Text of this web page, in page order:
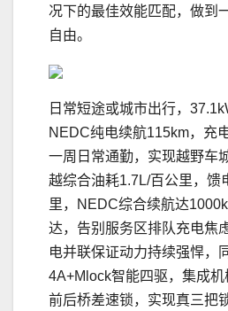
况下的最佳效能匹配，做到
自由。
日常短途或城市出行，
NEDC纯电续航115km，充
一周日常通勤，实现越野车
越综合油耗1.7L/百公里，馈
里，NEDC综合续航达
达，告别服务区排队充电焦
电并联保证动力持续强悍，
4A+Mlock智能四驱，集成
前后桥差速锁，实现真三把